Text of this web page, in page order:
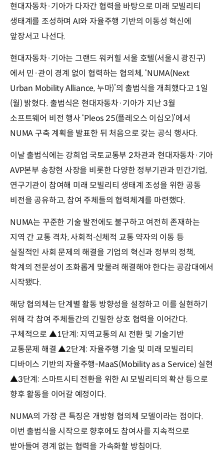
현대자동차·기아가 다자간 협력을 바탕으로 미래 모빌리티
생태계를 조성하며 AI와 자율주행 기반의 이동성 혁신에
앞장서고 나선다.
현대자동차·기아는 그랜드 워커힐 서울 호텔(서울시 광진구)
에서 민·관이 경계 없이 협력하는 협의체, ‘NUMA(Next
Urban Mobility Alliance, 누마)’의 출범식을 개최했다고 1일
(월) 밝혔다. 출범식은 현대자동차·기아가 지난 3월
소프트웨어 비전 행사 ‘Pleos 25(플레오스 이십오)’에서
NUMA 구축 계획을 발표한 뒤 처음으로 갖는 공식 행사다.
이날 출범식에는 강희업 국토교통부 2차관과 현대자동차·기아
AVP본부 송창현 사장을 비롯한 다양한 정부기관과 민간기업,
연구기관이 참여해 미래 모빌리티 생태계 조성을 위한 공동
비전을 공유하고, 참여 주체들의 협력체계를 마련했다.
NUMA는 꾸준한 기술 발전에도 불구하고 여전히 존재하는
지역 간 교통 격차, 사회적∙신체적 교통 약자의 이동 등
실질적인 사회 문제의 해결을 기업의 혁신과 정부의 정책,
학계의 전문성이 조화롭게 맞물려 해결해야 한다는 공감대에서
시작됐다.
해당 협의체는 단계별 활동 방향성을 설정하고 이를 실현하기
위해 각 참여 주체들간의 긴밀한 상호 협력을 이어간다.
구체적으로 ▲1단계: 지역교통의 AI 전환 및 기술기반
교통문제 해결 ▲2단계: 자율주행 기술 및 미래 모빌리티
디바이스 기반의 자율주행-MaaS(Mobility as a Service) 실현
▲3단계: 스마트시티 전환을 위한 AI 모빌리티의 확산 등으로
향후 활동을 이어갈 예정이다.
NUMA의 가장 큰 특징은 개방형 협의체 모델이라는 점이다.
이번 출범식을 시작으로 향후에도 참여사를 지속적으로
받아들여 경계 없는 협력을 가속화할 방침이다.